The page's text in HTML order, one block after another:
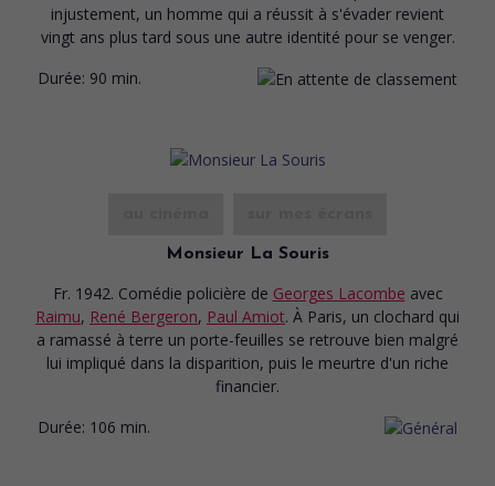
injustement, un homme qui a réussit à s'évader revient
vingt ans plus tard sous une autre identité pour se venger.
Durée: 90 min.
Monsieur La Souris
Fr. 1942. Comédie policière de Georges Lacombe avec
Raimu, René Bergeron, Paul Amiot. À Paris, un clochard qui
a ramassé à terre un porte-feuilles se retrouve bien malgré
lui impliqué dans la disparition, puis le meurtre d'un riche
financier.
Durée: 106 min.